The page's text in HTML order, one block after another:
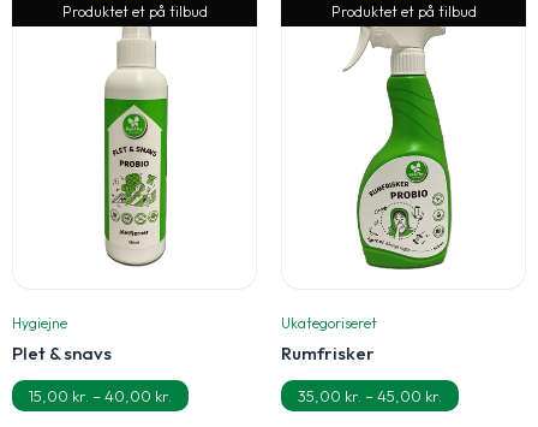
Produktet et på tilbud
Hygiejne
Plet & snavs
15,00 kr. –40,00 kr.
Prisinterval:
15,00 kr.
Produktet et på tilbud
Ukategoriseret
Rumfrisker
35,00 kr. –45,00 kr.
Prisinterval:
35,00 kr.